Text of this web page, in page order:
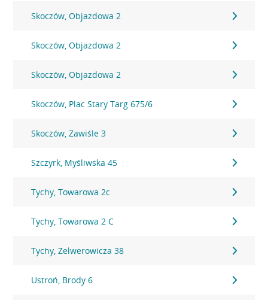
Skoczów, Objazdowa 2
Skoczów, Objazdowa 2
Skoczów, Objazdowa 2
Skoczów, Plac Stary Targ 675/6
Skoczów, Zawiśle 3
Szczyrk, Myśliwska 45
Tychy, Towarowa 2c
Tychy, Towarowa 2 C
Tychy, Zelwerowicza 38
Ustroń, Brody 6